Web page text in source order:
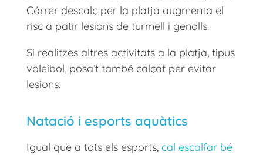
Córrer descalç per la platja augmenta el
risc a patir lesions de turmell i genolls.
Si realitzes altres activitats a la platja, tipus
voleibol, posa’t també calçat per evitar
lesions.
Natació i esports aquàtics
Igual que a tots els esports, cal escalfar bé